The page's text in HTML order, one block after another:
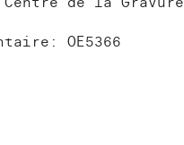
OE5366